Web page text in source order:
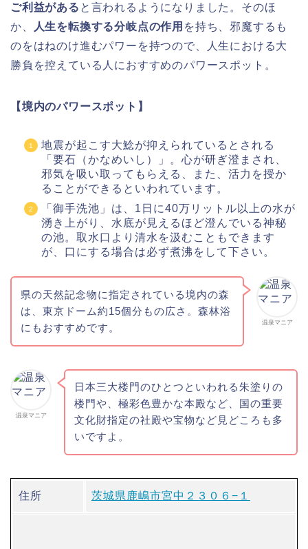
ご利益がある と言われるようになりました。そのほ
か、
人生を転換する分岐点の作用 を持ち、邪魔するも
のをはねのけ進むパワーを持つので、人生における大
勝負を控えている人におすすめのパワースポット。
【境内のパワースポット】
地震が起こす大鯰が抑えられているとされる
「要石（かなめいし）」。心が研ぎ澄まされ、
邪気を吸い取ってもらえる、また、活力を授か
ることができるといわれています。
「御手洗池」は、1日に40万リットル以上の水が
湧き上がり、水底が見えるほど澄んでいる神秘
の池。取水口より清水を汲むこともできます
が、口にする場合は必ず煮沸をして下さい。
温泉マニア
県の天然記念物に指定されている境内の森
は、東京ドーム約15個分もの広さ。森林浴
にもおすすめです。
温泉マニア
日本三大楼門のひとつといわれる朱塗りの
楼門や、極彩色豊かな本殿など、国の重要
文化財指定の社殿や宝物など見どころも多
いですよ。
住所 茨城県鹿嶋市宮中２３０６−１